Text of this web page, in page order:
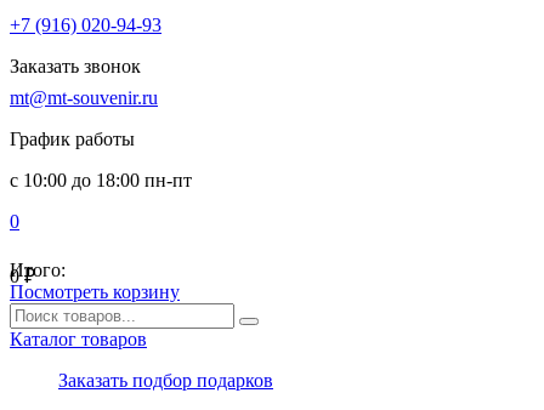
+7 (916) 020-94-93
Заказать звонок
mt@mt-souvenir.ru
График работы
с 10:00 до 18:00 пн-пт
0
0₽
Итого:
Посмотреть корзину
Каталог товаров
Заказать подбор подарков